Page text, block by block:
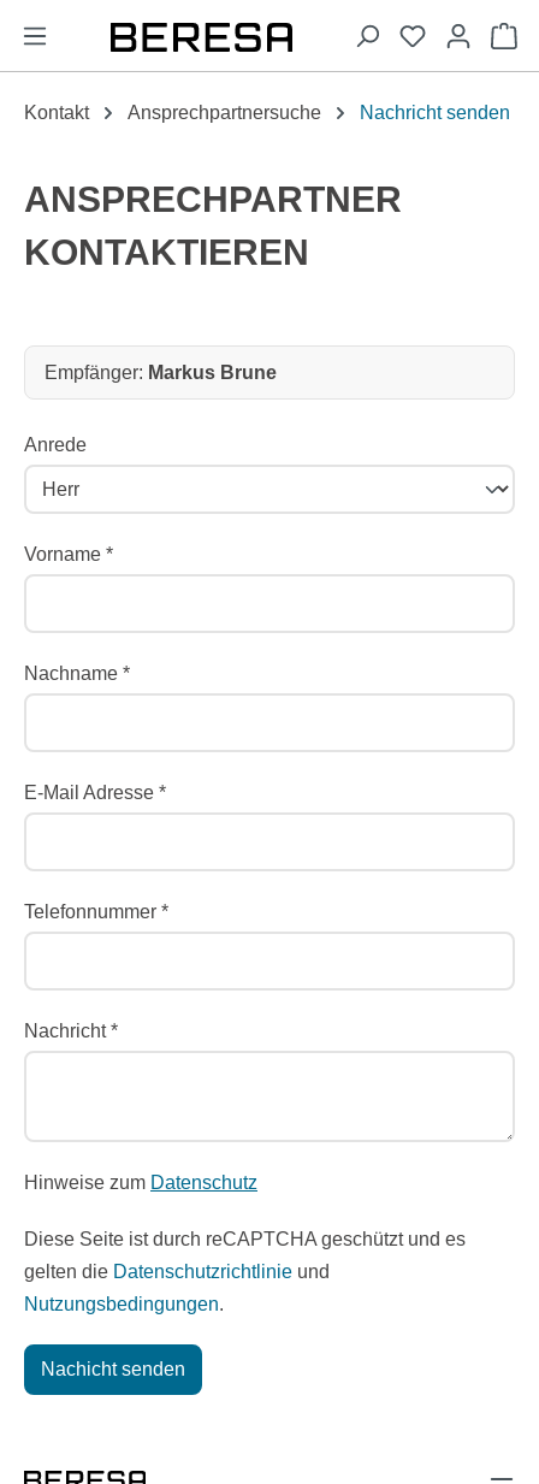
springen
Kontakt Ansprechpartnersuche Nachricht senden
ANSPRECHPARTNER
KONTAKTIEREN
Empfänger:
Empfänger: Markus Brune
Anrede
Vorname *
Nachname *
E-Mail Adresse *
Telefonnummer *
Nachricht *
Hinweise zum Datenschutz
Diese Seite ist durch reCAPTCHA geschützt und es
gelten die Datenschutzrichtlinie und
Nutzungsbedingungen.
Nachicht senden